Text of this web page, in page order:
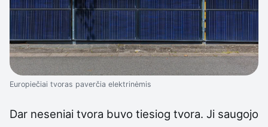
Europiečiai tvoras paverčia elektrinėmis
Dar neseniai tvora buvo tiesiog tvora. Ji saugojo